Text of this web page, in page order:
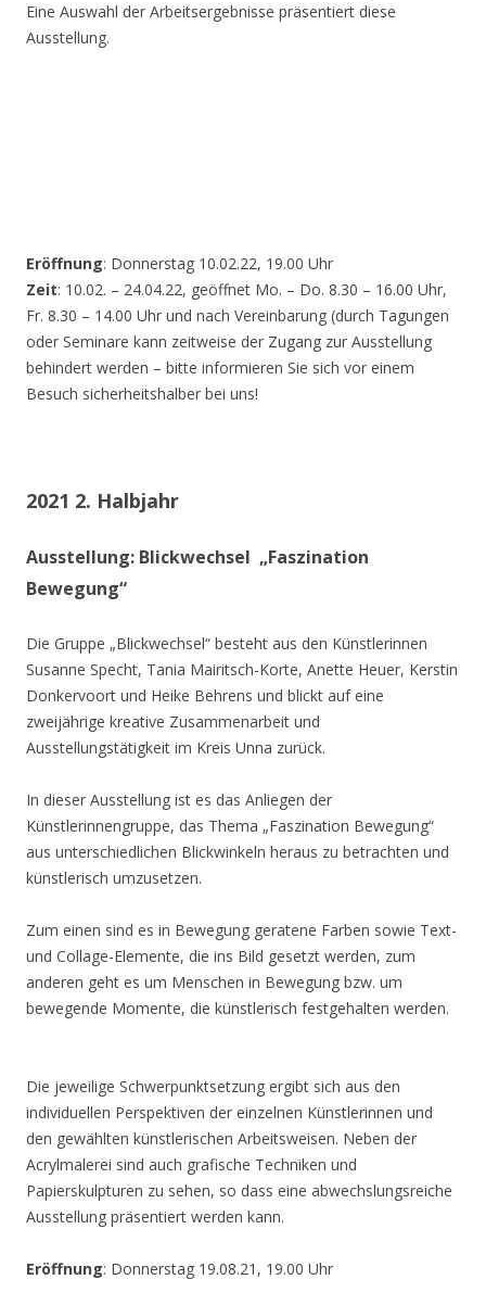
Eine Auswahl der Arbeitsergebnisse präsentiert diese
Ausstellung.
Eröffnung: Donnerstag 10.02.22, 19.00 Uhr
Zeit: 10.02. – 24.04.22, geöffnet Mo. – Do. 8.30 – 16.00 Uhr,
Fr. 8.30 – 14.00 Uhr und nach Vereinbarung (durch Tagungen
oder Seminare kann zeitweise der Zugang zur Ausstellung
behindert werden – bitte informieren Sie sich vor einem
Besuch sicherheitshalber bei uns!
2021 2. Halbjahr
Ausstellung: Blickwechsel „Faszination
Bewegung“
Die Gruppe „Blickwechsel“ besteht aus den Künstlerinnen
Susanne Specht, Tania Mairitsch-Korte, Anette Heuer, Kerstin
Donkervoort und Heike Behrens und blickt auf eine
zweijährige kreative Zusammenarbeit und
Ausstellungstätigkeit im Kreis Unna zurück.
In dieser Ausstellung ist es das Anliegen der
Künstlerinnengruppe, das Thema „Faszination Bewegung“
aus unterschiedlichen Blickwinkeln heraus zu betrachten und
künstlerisch umzusetzen.
Zum einen sind es in Bewegung geratene Farben sowie Text-
und Collage-Elemente, die ins Bild gesetzt werden, zum
anderen geht es um Menschen in Bewegung bzw. um
bewegende Momente, die künstlerisch festgehalten werden.
Die jeweilige Schwerpunktsetzung ergibt sich aus den
individuellen Perspektiven der einzelnen Künstlerinnen und
den gewählten künstlerischen Arbeitsweisen. Neben der
Acrylmalerei sind auch grafische Techniken und
Papierskulpturen zu sehen, so dass eine abwechslungsreiche
Ausstellung präsentiert werden kann.
Eröffnung: Donnerstag 19.08.21, 19.00 Uhr